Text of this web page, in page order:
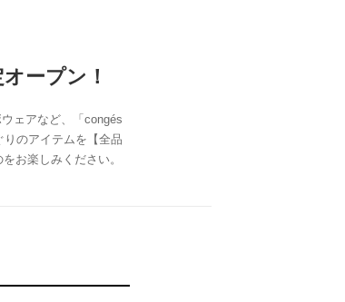
ープン！
ェアなど、「congés
のアイテムを【全品
お楽しみください。